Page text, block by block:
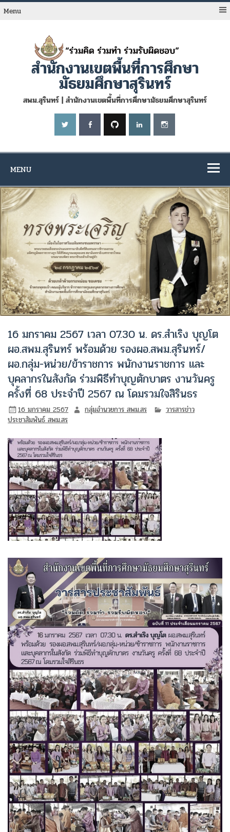
Skip
toMenu
สำนักงานเขตพื้นที่การศึกษา
มัธยมศึกษาสุรินทร์
สพม.สุรินทร์ | สำนักงานเขตพื้นที่การศึกษามัธยมศึกษาสุรินทร์
MENU
16 มกราคม 2567 เวลา 07.30 น. ดร.สำเริง บุญโต
ผอ.สพม.สุรินทร์ พร้อมด้วย รองผอ.สพม.สุรินทร์/
ผอ.กลุ่ม-หน่วย/ข้าราชการ พนักงานราชการ และ
บุคลากรในสังกัด ร่วมพิธีทำบุญตักบาตร งานวันครู
ครั้งที่ 68 ประจำปี 2567 ณ โดมรวมใจสิรินธร
16 มกราคม 2567 กลุ่มอำนวยการ สพม.สร
วารสารข่าว
ประชาสัมพันธ์ สพม.สร